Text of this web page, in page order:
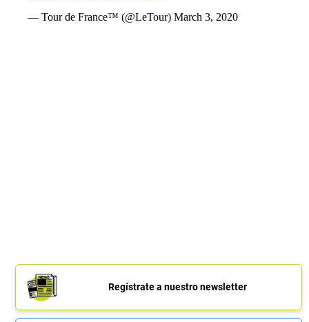
— Tour de France™ (@LeTour) March 3, 2020
Regístrate a nuestro newsletter